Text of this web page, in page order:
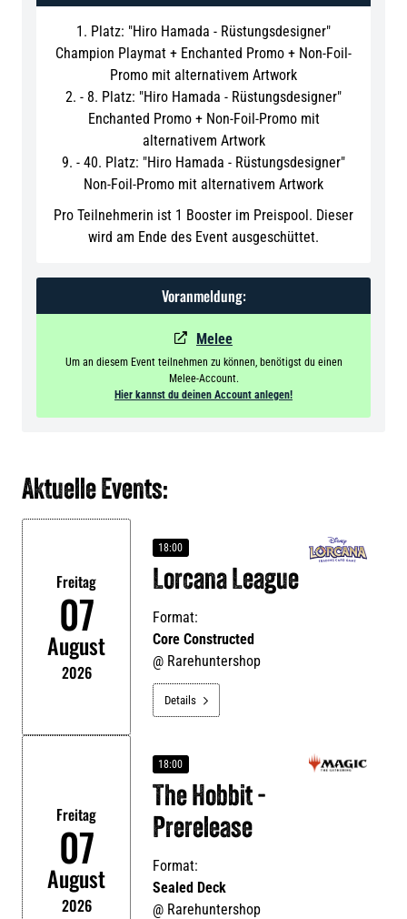
1. Platz: "Hiro Hamada - Rüstungsdesigner"
Champion Playmat + Enchanted Promo + Non-Foil-
Promo mit alternativem Artwork
2. - 8. Platz: "Hiro Hamada - Rüstungsdesigner"
Enchanted Promo + Non-Foil-Promo mit
alternativem Artwork
9. - 40. Platz: "Hiro Hamada - Rüstungsdesigner"
Non-Foil-Promo mit alternativem Artwork
Pro Teilnehmerin ist 1 Booster im Preispool. Dieser
wird am Ende des Event ausgeschüttet.
Voranmeldung:
 Melee
Um an diesem Event teilnehmen zu können, benötigst du einen
Melee-Account.
Hier kannst du deinen Account anlegen!
Aktuelle Events:
Freitag
07
August
2026
18:00
Lorcana League
Format:
Core Constructed
@ Rarehuntershop
Details 
Freitag
07
August
2026
18:00
The Hobbit -
Prerelease
Format:
Sealed Deck
@ Rarehuntershop